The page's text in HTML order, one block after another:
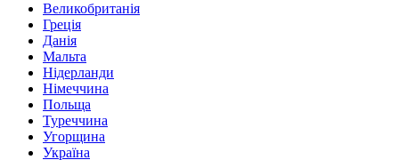
Великобританія
Греція
Данія
Мальта
Нідерланди
Німеччина
Польща
Туреччина
Угорщина
Україна